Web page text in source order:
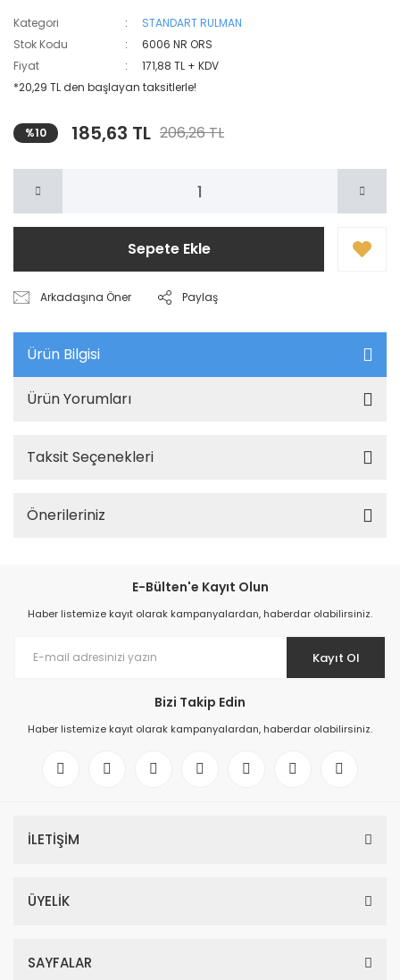
Kategori
STANDART RULMAN
Stok Kodu
6006 NR ORS
Fiyat
171,88 TL + KDV
*20,29 TL den başlayan taksitlerle!
%10 185,63 TL 206,26 TL
Sepete Ekle
Arkadaşına Öner Paylaş
Ürün Bilgisi
Ürün Yorumları
Taksit Seçenekleri
Önerileriniz
E-Bülten'e Kayıt Olun
Haber listemize kayıt olarak kampanyalardan, haberdar olabilirsiniz.
Kayıt Ol
Bizi Takip Edin
Haber listemize kayıt olarak kampanyalardan, haberdar olabilirsiniz.
İLETİŞİM
ÜYELİK
SAYFALAR